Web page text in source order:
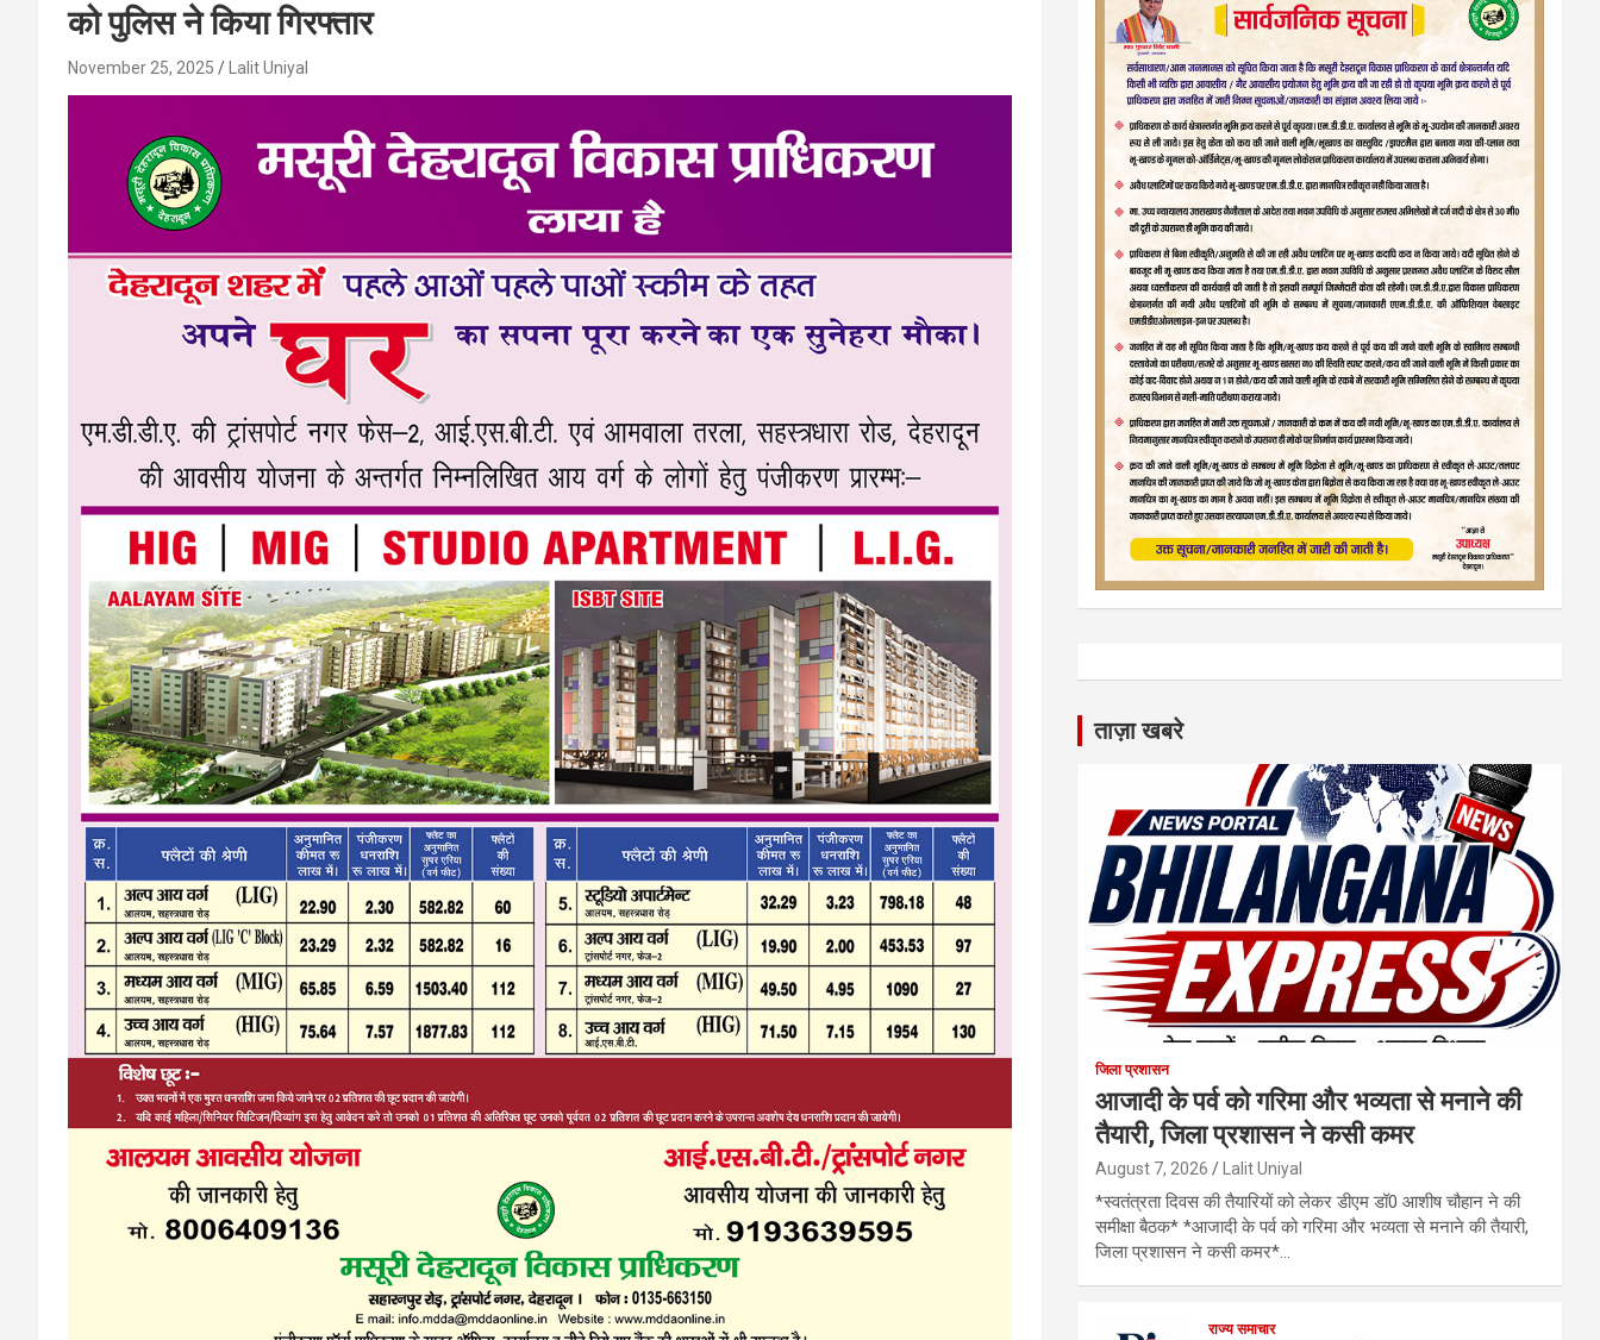
को पुलिस ने किया गिरफ्तार
November 25, 2025 Lalit Uniyal
ताज़ा खबरे
जिला प्रशासन
आजादी के पर्व को गरिमा और भव्यता से मनाने की
तैयारी, जिला प्रशासन ने कसी कमर
August 7, 2026 Lalit Uniyal
*स्वतंत्रता दिवस की तैयारियों को लेकर डीएम डॉ0 आशीष चौहान ने की
समीक्षा बैठक* *आजादी के पर्व को गरिमा और भव्यता से मनाने की तैयारी,
जिला प्रशासन ने कसी कमर*…
राज्य समाचार